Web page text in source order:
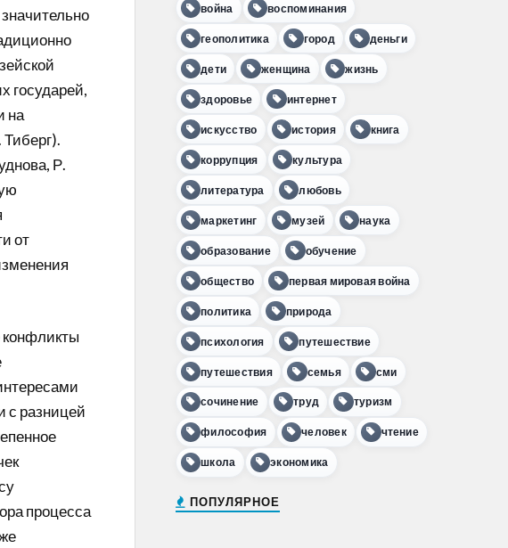
государей,
на
Р.
от
конфликты
с разницей
процесса
война воспоминания
геополитика город деньги
дети женщина жизнь
здоровье интернет
искусство история книга
коррупция культура
литература любовь
маркетинг музей наука
образование обучение
общество первая мировая война
политика природа
психология путешествие
путешествия семья сми
сочинение труд туризм
философия человек чтение
школа экономика
ПОПУЛЯРНОЕ